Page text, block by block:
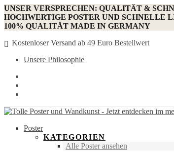
UNSER VERSPRECHEN: QUALITÄT &
HOCHWERTIGE POSTER UND SCHNELLE
100% QUALITÄT MADE IN GERMANY
Kostenloser Versand ab 49 Euro Bestellwert
Unsere Philosophie
Poster
KATEGORIEN
Alle Poster ansehen